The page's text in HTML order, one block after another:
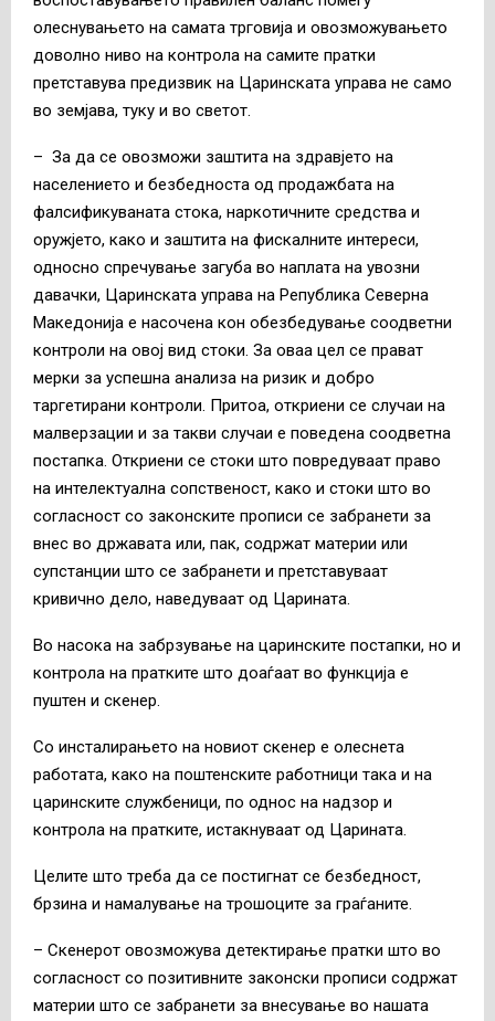
олеснувањето на самата трговија и овозможувањето
доволно ниво на контрола на самите пратки
претставува предизвик на Царинската управа не само
во земјава, туку и во светот.
– За да се овозможи заштита на здравјето на
населението и безбедноста од продажбата на
фалсификуваната стока, наркотичните средства и
оружјето, како и заштита на фискалните интереси,
односно спречување загуба во наплата на увозни
давачки, Царинската управа на Република Северна
Македонија е насочена кон обезбедување соодветни
контроли на овој вид стоки. За оваа цел се прават
мерки за успешна анализа на ризик и добро
таргетирани контроли. Притоа, откриени се случаи на
малверзации и за такви случаи е поведена соодветна
постапка. Откриени се стоки што повредуваат право
на интелектуална сопственост, како и стоки што во
согласност со законските прописи се забранети за
внес во државата или, пак, содржат материи или
супстанции што се забранети и претставуваат
кривично дело, наведуваат од Царината.
Во насока на забрзување на царинските постапки, но и
контрола на пратките што доаѓаат во функција е
пуштен и скенер.
Со инсталирањето на новиот скенер е олеснета
работата, како на поштенските работници така и на
царинските службеници, по однос на надзор и
контрола на пратките, истакнуваат од Царината.
Целите што треба да се постигнат се безбедност,
брзина и намалување на трошоците за граѓаните.
– Скенерот овозможува детектирање пратки што во
согласност со позитивните законски прописи содржат
материи што се забранети за внесување во нашата